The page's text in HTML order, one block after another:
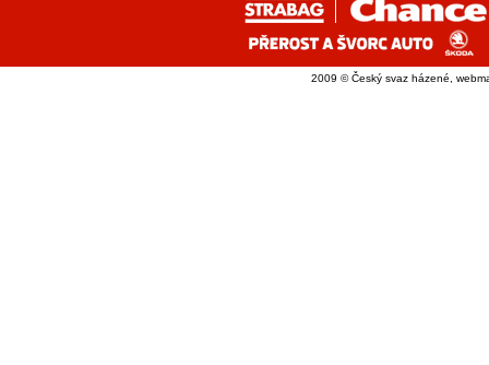
2009 © Český svaz házené,